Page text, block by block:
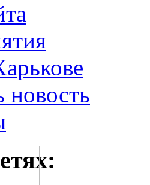
новость